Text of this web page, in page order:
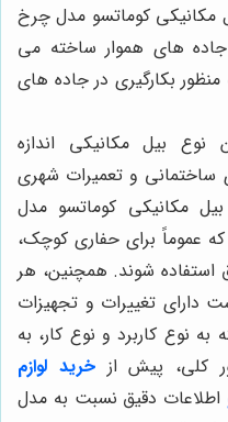
مکانیکی کوماتسو مدل چرخ
های هموار ساخته می
بکارگیری در جاده های
نوع بیل مکانیکی اندازه
ساختمانی و تعمیرات شهری
مکانیکی کوماتسو مدل
عموماً برای حفاری کوچک،
استفاده شوند. همچنین، هر
تغییرات و تجهیزات
نوع کاربرد و نوع کار، به
کلی، پیش ازخرید لوازم
اطلاعات دقیق نسبت به مدل